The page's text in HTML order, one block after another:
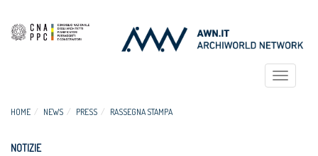
Toggle
HOME NEWS PRESS RASSEGNA STAMPA
NOTIZIE